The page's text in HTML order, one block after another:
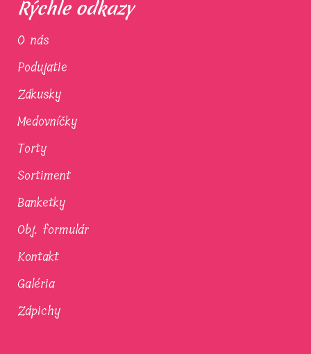
Rýchle odkazy
O nás
Podujatie
Zákusky
Medovníčky
Torty
Sortiment
Banketky
Obj. formulár
Kontakt
Galéria
Zápichy